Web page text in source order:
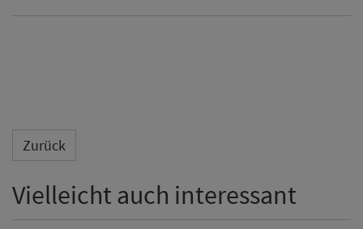
Zurück
Vielleicht auch interessant